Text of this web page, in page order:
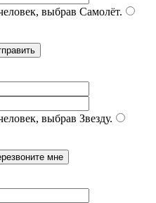
выбрав Самолёт.
выбрав Звезду.